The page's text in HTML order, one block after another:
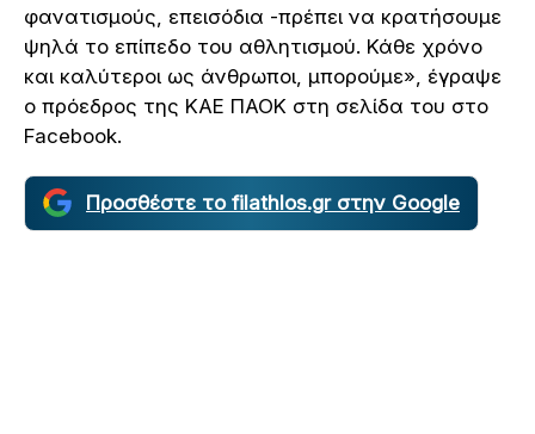
φανατισμούς, επεισόδια -πρέπει να κρατήσουμε
ψηλά το επίπεδο του αθλητισμού. Κάθε χρόνο
και καλύτεροι ως άνθρωποι, μπορούμε», έγραψε
ο πρόεδρος της ΚΑΕ ΠΑΟΚ στη σελίδα του στο
Facebook.
Προσθέστε το filathlos.gr στην Google